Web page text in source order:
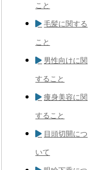
こと
毛髪に関する
こと
男性向けに関
すること
痩身美容に関
すること
目頭切開につ
いて